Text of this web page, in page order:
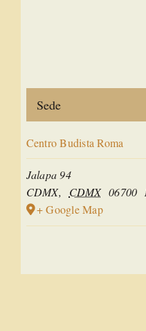
Sede
Centro Budista Roma
Jalapa 94
CDMX, CDMX 06700
+ Google Map